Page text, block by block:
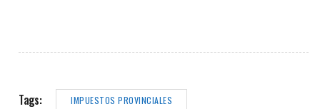
Tags: IMPUESTOS PROVINCIALES